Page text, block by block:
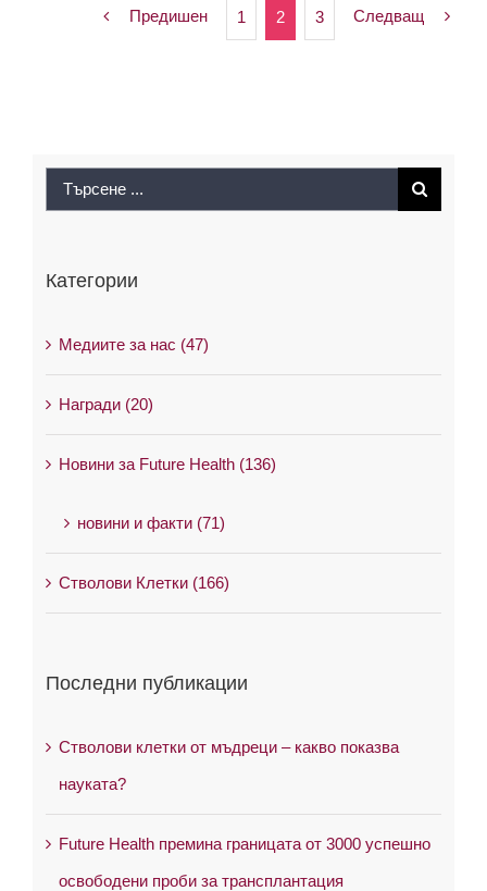
Предишен 1 2 3 Следващ
Search
Категории
Медиите за нас (47)
Награди (20)
Новини за Future Health (136)
новини и факти (71)
Стволови Клетки (166)
Последни публикации
Стволови клетки от мъдреци – какво показва
науката?
Future Health премина границата от 3000 успешно
освободени проби за трансплантация